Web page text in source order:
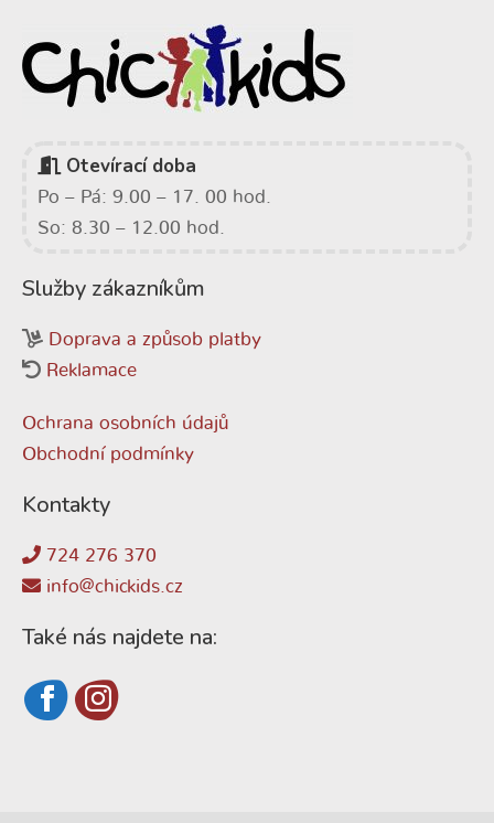
Otevírací doba
Po – Pá: 9.00 – 17. 00 hod.
So: 8.30 – 12.00 hod.
Služby zákazníkům
Doprava a způsob platby
Reklamace
Ochrana osobních údajů
Obchodní podmínky
Kontakty
724 276 370
info@chickids.cz
Také nás najdete na: